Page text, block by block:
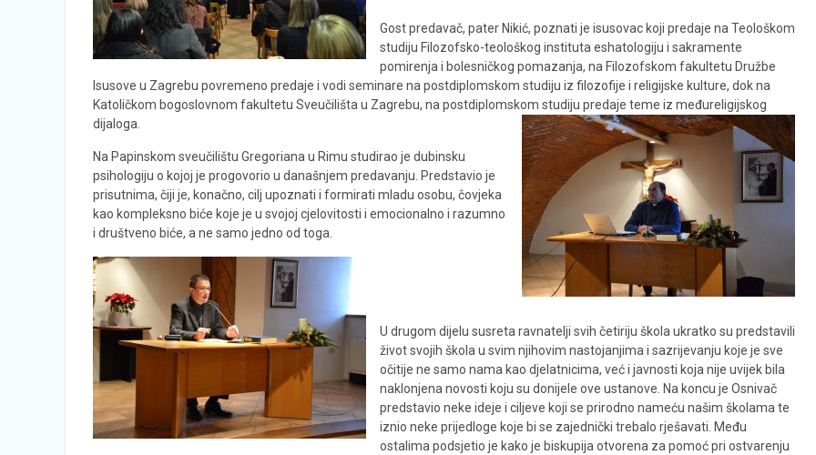
Gost predavač, pater Nikić, poznati je isusovac koji predaje na Teološkom
studiju Filozofsko-teološkog instituta eshatologiju i sakramente
pomirenja i bolesničkog pomazanja, na Filozofskom fakultetu Družbe
Isusove u Zagrebu povremeno predaje i vodi seminare na postdiplomskom studiju iz filozofije i religijske kulture, dok na
Katoličkom bogoslovnom fakultetu Sveučilišta u Zagrebu, na postdiplomskom studiju predaje teme iz međureligijskog
dijaloga.
Na Papinskom sveučilištu Gregoriana u Rimu studirao je dubinsku
psihologiju o kojoj je progovorio u današnjem predavanju. Predstavio je
prisutnima, čiji je, konačno, cilj upoznati i formirati mladu osobu, čovjeka
kao kompleksno biće koje je u svojoj cjelovitosti i emocionalno i razumno
i društveno biće, a ne samo jedno od toga.
U drugom dijelu susreta ravnatelji svih četiriju škola ukratko su predstavili
život svojih škola u svim njihovim nastojanjima i sazrijevanju koje je sve
očitije ne samo nama kao djelatnicima, već i javnosti koja nije uvijek bila
naklonjena novosti koju su donijele ove ustanove. Na koncu je Osnivač
predstavio neke ideje i ciljeve koji se prirodno nameću našim školama te
iznio neke prijedloge koje bi se zajednički trebalo rješavati. Među
ostalima podsjetio je kako je biskupija otvorena za pomoć pri ostvarenju